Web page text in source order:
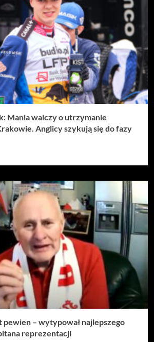
Mania walczy o utrzymanie
Anglicy szykują się do fazy
pewien – wytypował najlepszego
reprezentacji